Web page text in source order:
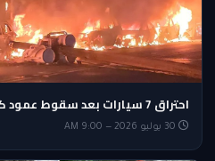
احتراق 7 سيارات بعد سقوط عمود كهرباء في نيوجيرسي